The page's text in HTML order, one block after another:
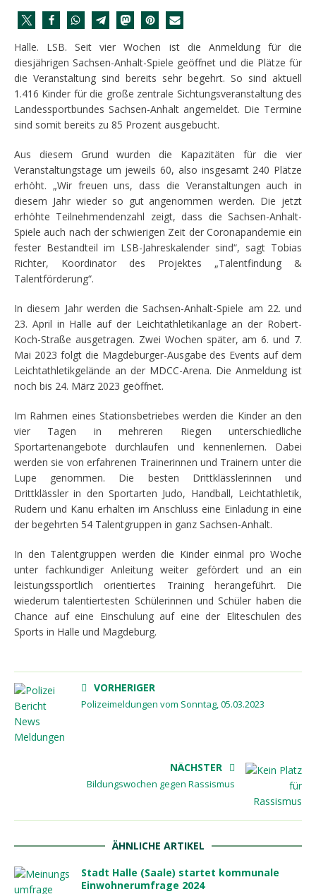
Halle. LSB. Seit vier Wochen ist die Anmeldung für die
diesjährigen Sachsen-Anhalt-Spiele geöffnet und die Plätze für
die Veranstaltung sind bereits sehr begehrt. So sind aktuell
1.416 Kinder für die große zentrale Sichtungsveranstaltung des
Landessportbundes Sachsen-Anhalt angemeldet. Die Termine
sind somit bereits zu 85 Prozent ausgebucht.
Aus diesem Grund wurden die Kapazitäten für die vier
Veranstaltungstage um jeweils 60, also insgesamt 240 Plätze
erhöht. „Wir freuen uns, dass die Veranstaltungen auch in
diesem Jahr wieder so gut angenommen werden. Die jetzt
erhöhte Teilnehmendenzahl zeigt, dass die Sachsen-Anhalt-
Spiele auch nach der schwierigen Zeit der Coronapandemie ein
fester Bestandteil im LSB-Jahreskalender sind“, sagt Tobias
Richter, Koordinator des Projektes „Talentfindung &
Talentförderung“.
In diesem Jahr werden die Sachsen-Anhalt-Spiele am 22. und
23. April in Halle auf der Leichtathletikanlage an der Robert-
Koch-Straße ausgetragen. Zwei Wochen später, am 6. und 7.
Mai 2023 folgt die Magdeburger-Ausgabe des Events auf dem
Leichtathletikgelände an der MDCC-Arena. Die Anmeldung ist
noch bis 24. März 2023 geöffnet.
Im Rahmen eines Stationsbetriebes werden die Kinder an den
vier Tagen in mehreren Riegen unterschiedliche
Sportartenangebote durchlaufen und kennenlernen. Dabei
werden sie von erfahrenen Trainerinnen und Trainern unter die
Lupe genommen. Die besten Drittklässlerinnen und
Drittklässler in den Sportarten Judo, Handball, Leichtathletik,
Rudern und Kanu erhalten im Anschluss eine Einladung in eine
der begehrten 54 Talentgruppen in ganz Sachsen-Anhalt.
In den Talentgruppen werden die Kinder einmal pro Woche
unter fachkundiger Anleitung weiter gefördert und an ein
leistungssportlich orientiertes Training herangeführt. Die
wiederum talentiertesten Schülerinnen und Schüler haben die
Chance auf eine Einschulung auf eine der Eliteschulen des
Sports in Halle und Magdeburg.
VORHERIGER
Polizeimeldungen vom Sonntag, 05.03.2023
NÄCHSTER
Bildungswochen gegen Rassismus
ÄHNLICHE ARTIKEL
Stadt Halle (Saale) startet kommunale
Einwohnerumfrage 2024